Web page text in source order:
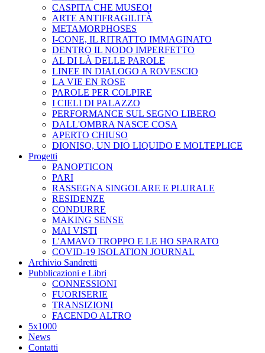
CASPITA CHE MUSEO!
ARTE ANTIFRAGILITÀ
METAMORPHOSES
I-CONE, IL RITRATTO IMMAGINATO
DENTRO IL NODO IMPERFETTO
AL DI LÀ DELLE PAROLE
LINEE IN DIALOGO A ROVESCIO
LA VIE EN ROSE
PAROLE PER COLPIRE
I CIELI DI PALAZZO
PERFORMANCE SUL SEGNO LIBERO
DALL'OMBRA NASCE COSA
APERTO CHIUSO
DIONISO, UN DIO LIQUIDO E MOLTEPLICE
Progetti
PANOPTICON
PARI
RASSEGNA SINGOLARE E PLURALE
RESIDENZE
CONDURRE
MAKING SENSE
MAI VISTI
L'AMAVO TROPPO E LE HO SPARATO
COVID-19 ISOLATION JOURNAL
Archivio Sandretti
Pubblicazioni e Libri
CONNESSIONI
FUORISERIE
TRANSIZIONI
FACENDO ALTRO
5x1000
News
Contatti